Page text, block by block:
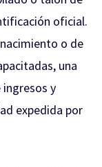
oficial.
o de
una
y
expedida por